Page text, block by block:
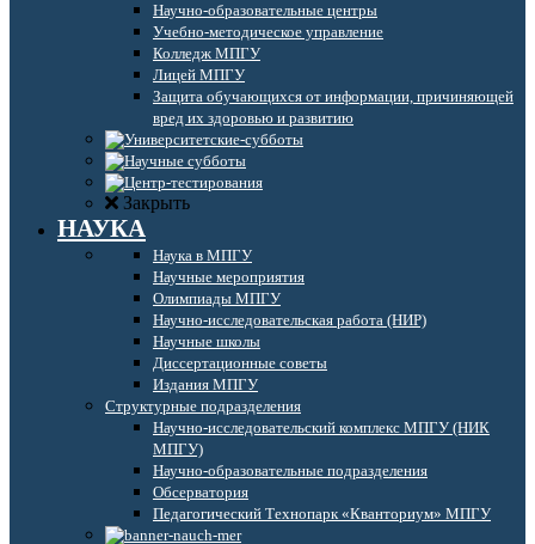
Научно-образовательные центры
Учебно-методическое управление
Колледж МПГУ
Лицей МПГУ
Защита обучающихся от информации, причиняющей
вред их здоровью и развитию
Закрыть
НАУКА
Наука в МПГУ
Научные мероприятия
Олимпиады МПГУ
Научно-исследовательская работа (НИР)
Научные школы
Диссертационные советы
Издания МПГУ
Структурные подразделения
Научно-исследовательский комплекс МПГУ (НИК
МПГУ)
Научно-образовательные подразделения
Обсерватория
Педагогический Технопарк «Кванториум» МПГУ